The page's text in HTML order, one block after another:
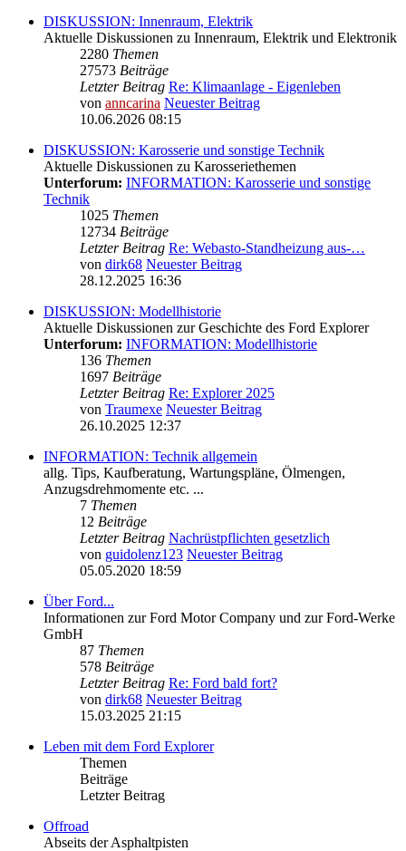
DISKUSSION: Innenraum, Elektrik
Aktuelle Diskussionen zu Innenraum, Elektrik und Elektronik
2280 Themen
27573 Beiträge
Letzter Beitrag Re: Klimaanlage - Eigenleben
von anncarina Neuester Beitrag
10.06.2026 08:15
DISKUSSION: Karosserie und sonstige Technik
Aktuelle Diskussionen zu Karosseriethemen
Unterforum: INFORMATION: Karosserie und sonstige
Technik
1025 Themen
12734 Beiträge
Letzter Beitrag Re: Webasto-Standheizung aus-…
von dirk68 Neuester Beitrag
28.12.2025 16:36
DISKUSSION: Modellhistorie
Aktuelle Diskussionen zur Geschichte des Ford Explorer
Unterforum: INFORMATION: Modellhistorie
136 Themen
1697 Beiträge
Letzter Beitrag Re: Explorer 2025
von Traumexe Neuester Beitrag
26.10.2025 12:37
INFORMATION: Technik allgemein
allg. Tips, Kaufberatung, Wartungspläne, Ölmengen,
Anzugsdrehmomente etc. ...
7 Themen
12 Beiträge
Letzter Beitrag Nachrüstpflichten gesetzlich
von guidolenz123 Neuester Beitrag
05.05.2020 18:59
Über Ford...
Informationen zur Ford Motor Company und zur Ford-Werke
GmbH
87 Themen
578 Beiträge
Letzter Beitrag Re: Ford bald fort?
von dirk68 Neuester Beitrag
15.03.2025 21:15
Leben mit dem Ford Explorer
Themen
Beiträge
Letzter Beitrag
Offroad
Abseits der Asphaltpisten